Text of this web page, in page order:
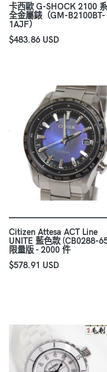
卡西歐 G-SHOCK 2100
全金屬錶（GM-B2100BT-
1AJF）
$483.86 USD
Citizen Attesa ACT Line
UNITE 藍色款 (CB0288-
限量版 - 2000 件
$578.91 USD